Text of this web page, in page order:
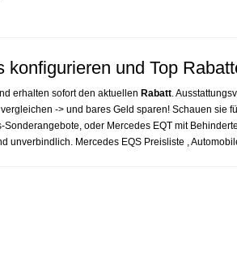
und Top
erhalten sofort den aktuellen Rabatt.
-> und bares Geld sparen! Schauen sie
oder Mercedes EQT mit
unverbindlich. Mercedes EQS Preisliste ,